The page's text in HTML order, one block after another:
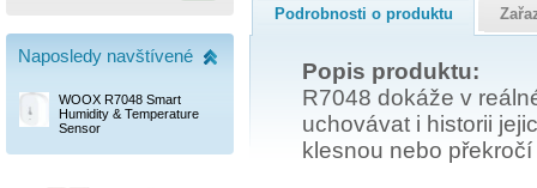
Podrobnosti o produktu
Popis produktu:
R7048 dokáže v
uchovávat i historii
klesnou nebo
Naposledy navštívené
WOOX R7048 Smart
Humidity & Temperature
Sensor